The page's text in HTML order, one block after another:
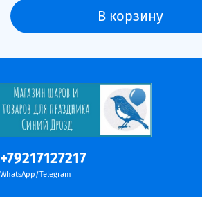
В корзину
+79217127217
WhatsApp/Telegram